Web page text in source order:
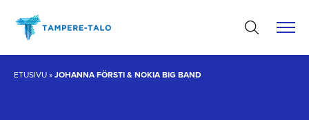
sisältöön
ETUSIVU»JOHANNA FÖRSTI & NOKIA BIG BAND